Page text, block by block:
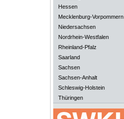
Hessen
Mecklenburg-Vorpommern
Niedersachsen
Nordrhein-Westfalen
Rheinland-Pfalz
Saarland
Sachsen
Sachsen-Anhalt
Schleswig-Holstein
Thüringen